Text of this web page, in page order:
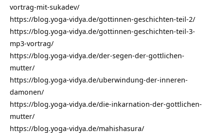
vortrag-mit-sukadev/
https://blog.yoga-vidya.de/gottinnen-geschichten-teil-2/
https://blog.yoga-vidya.de/gottinnen-geschichten-teil-3-
mp3-vortrag/
https://blog.yoga-vidya.de/der-segen-der-gottlichen-
mutter/
https://blog.yoga-vidya.de/uberwindung-der-inneren-
damonen/
https://blog.yoga-vidya.de/die-inkarnation-der-gottlichen-
mutter/
https://blog.yoga-vidya.de/mahishasura/